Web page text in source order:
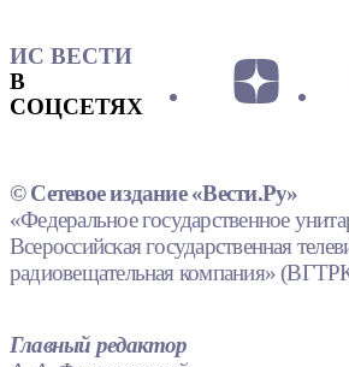
ИС ВЕСТИ
В
СОЦСЕТЯХ
© Сетевое издание «Вести.Ру»
«Федеральное государственное
Всероссийская государственная
радиовещательная компания»
Главный редактор